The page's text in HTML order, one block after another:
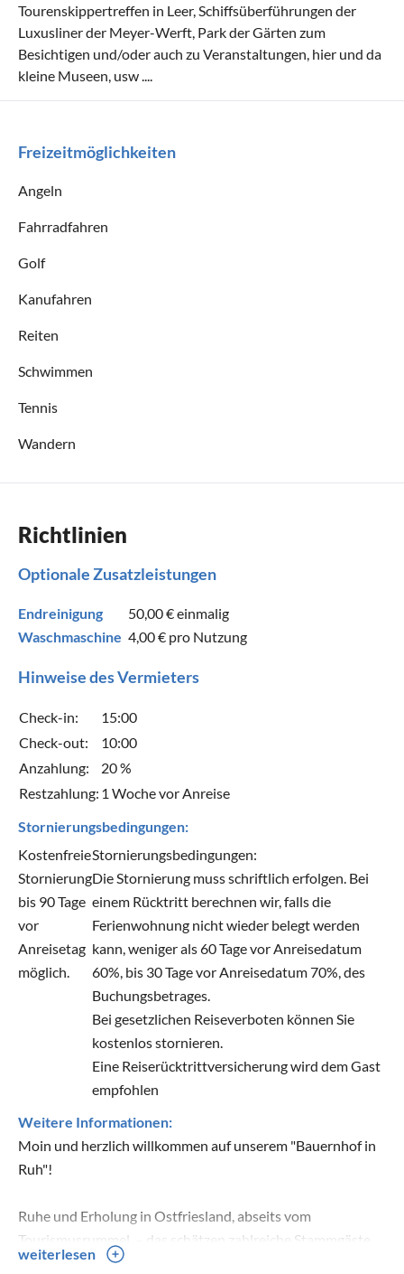
Tourenskippertreffen in Leer, Schiffsüberführungen der
Luxusliner der Meyer-Werft, Park der Gärten zum
Besichtigen und/oder auch zu Veranstaltungen, hier und da
kleine Museen, usw ....
Freizeitmöglichkeiten
Angeln
Fahrradfahren
Golf
Kanufahren
Reiten
Schwimmen
Tennis
Wandern
Richtlinien
Optionale Zusatzleistungen
Endreinigung 50,00 €einmalig
Waschmaschine 4,00 € pro Nutzung
Hinweise des Vermieters
Check-in:
15:00
Check-out:
10:00
Anzahlung:
20 %
Restzahlung: 1 Woche vor Anreise
Stornierungsbedingungen:
Kostenfreie
Stornierung
bis 90 Tage
vor
Anreisetag
möglich.
Stornierungsbedingungen:
Die Stornierung muss schriftlich erfolgen. Bei
einem Rücktritt berechnen wir, falls die
Ferienwohnung nicht wieder belegt werden
kann, weniger als 60 Tage vor Anreisedatum
60%, bis 30 Tage vor Anreisedatum 70%, des
Buchungsbetrages.
Bei gesetzlichen Reiseverboten können Sie
kostenlos stornieren.
Eine Reiserücktrittversicherung wird dem Gast
empfohlen
Weitere Informationen:
Moin und herzlich willkommen auf unserem "Bauernhof in
Ruh"!
Ruhe und Erholung in Ostfriesland, abseits vom
Tourismusrummel, – das schätzen zahlreiche Stammgäste
aller Altersgruppen seit mehr als 30 Jahren an unserem Hof
weiterlesen